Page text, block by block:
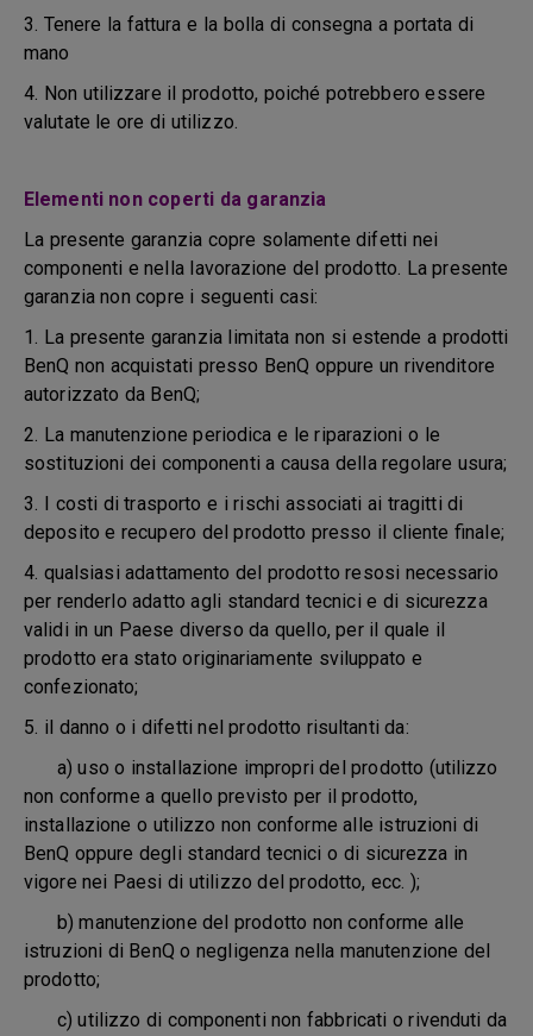
3. Tenere la fattura e la bolla di consegna a portata di
mano
4. Non utilizzare il prodotto, poiché potrebbero essere
valutate le ore di utilizzo.
Elementi non coperti da garanzia
La presente garanzia copre solamente difetti nei
componenti e nella lavorazione del prodotto. La presente
garanzia non copre i seguenti casi:
1. La presente garanzia limitata non si estende a prodotti
BenQ non acquistati presso BenQ oppure un rivenditore
autorizzato da BenQ;
2. La manutenzione periodica e le riparazioni o le
sostituzioni dei componenti a causa della regolare usura;
3. I costi di trasporto e i rischi associati ai tragitti di
deposito e recupero del prodotto presso il cliente finale;
4. qualsiasi adattamento del prodotto resosi necessario
per renderlo adatto agli standard tecnici e di sicurezza
validi in un Paese diverso da quello, per il quale il
prodotto era stato originariamente sviluppato e
confezionato;
5. il danno o i difetti nel prodotto risultanti da:
a) uso o installazione impropri del prodotto (utilizzo
non conforme a quello previsto per il prodotto,
installazione o utilizzo non conforme alle istruzioni di
BenQ oppure degli standard tecnici o di sicurezza in
vigore nei Paesi di utilizzo del prodotto, ecc. );
b) manutenzione del prodotto non conforme alle
istruzioni di BenQ o negligenza nella manutenzione del
prodotto;
c) utilizzo di componenti non fabbricati o rivenduti da